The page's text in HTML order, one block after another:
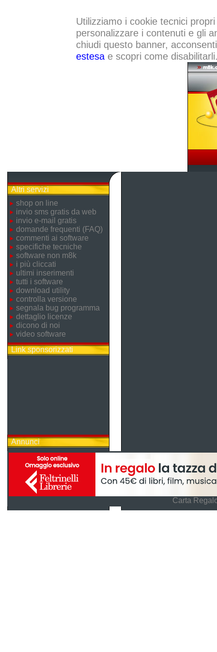
Utilizziamo i cookie tecnici
personalizzare i contenuti e gli
chiudi questo banner,
estesa e scopri come
Altri servizi
shop on line
invio sms gratis da web
invio e-mail gratis
domande frequenti (FAQ)
commenti ai software
specifiche tecniche
software non m8k
i più cliccati
ultimi inserimenti
tutti i software
download utility
controlla versione
segnala bug programma
dettaglio licenze
dicono di noi
video software
Link sponsorizzati
Annunci
Carta